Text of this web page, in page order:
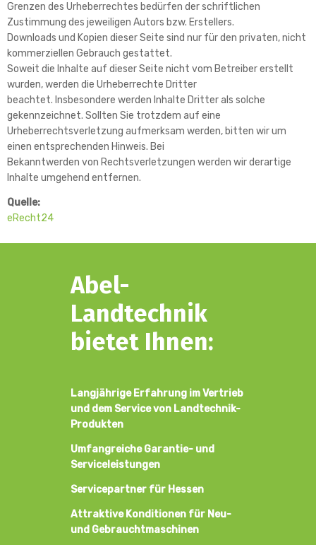
Grenzen des Urheberrechtes bedürfen der schriftlichen
Zustimmung des jeweiligen Autors bzw. Erstellers.
Downloads und Kopien dieser Seite sind nur für den privaten, nicht
kommerziellen Gebrauch gestattet.
Soweit die Inhalte auf dieser Seite nicht vom Betreiber erstellt
wurden, werden die Urheberrechte Dritter
beachtet. Insbesondere werden Inhalte Dritter als solche
gekennzeichnet. Sollten Sie trotzdem auf eine
Urheberrechtsverletzung aufmerksam werden, bitten wir um
einen entsprechenden Hinweis. Bei
Bekanntwerden von Rechtsverletzungen werden wir derartige
Inhalte umgehend entfernen.
Quelle:
eRecht24
Abel-
Landtechnik
bietet Ihnen:
Langjährige Erfahrung im Vertrieb
und dem Service von Landtechnik-
Produkten
Umfangreiche Garantie- und
Serviceleistungen
Servicepartner für Hessen
Attraktive Konditionen für Neu-
und Gebrauchtmaschinen